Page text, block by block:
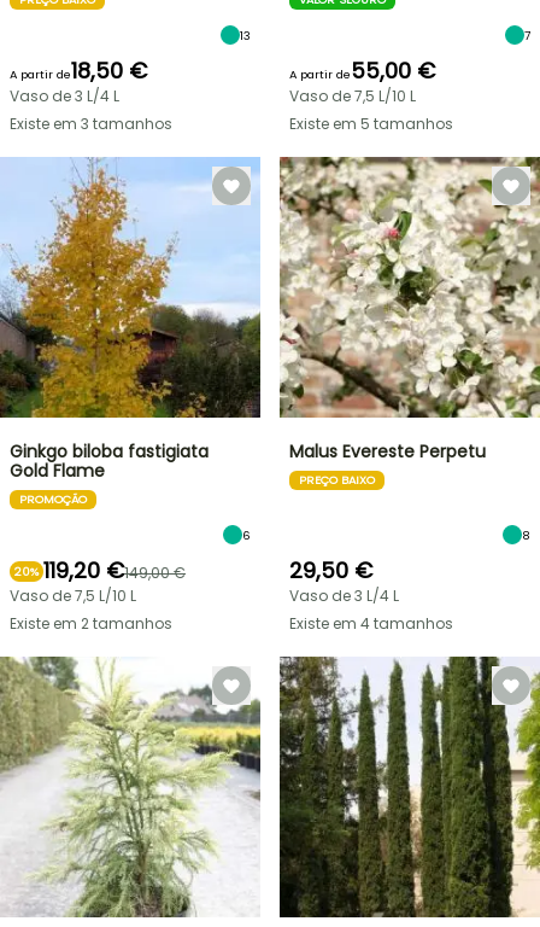
13
A partir de18,50 €
Vaso de 3 L/4 L
Existe em 3 tamanhos
7
A partir de55,00 €
Vaso de 7,5 L/10 L
Existe em 5 tamanhos
Ginkgo biloba fastigiata
Gold Flame
PROMOÇÃO
6
20% 119,20 €149,00 €
Vaso de 7,5 L/10 L
Existe em 2 tamanhos
Malus Evereste Perpetu
PREÇO BAIXO
8
29,50 €
Vaso de 3 L/4 L
Existe em 4 tamanhos